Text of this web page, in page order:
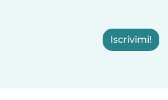
Iscrivimi!